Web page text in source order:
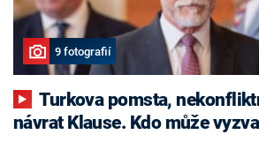
9 fotografií
Turkova pomsta, nekonfliktní Havlíček i
návrat Klause. Kdo může